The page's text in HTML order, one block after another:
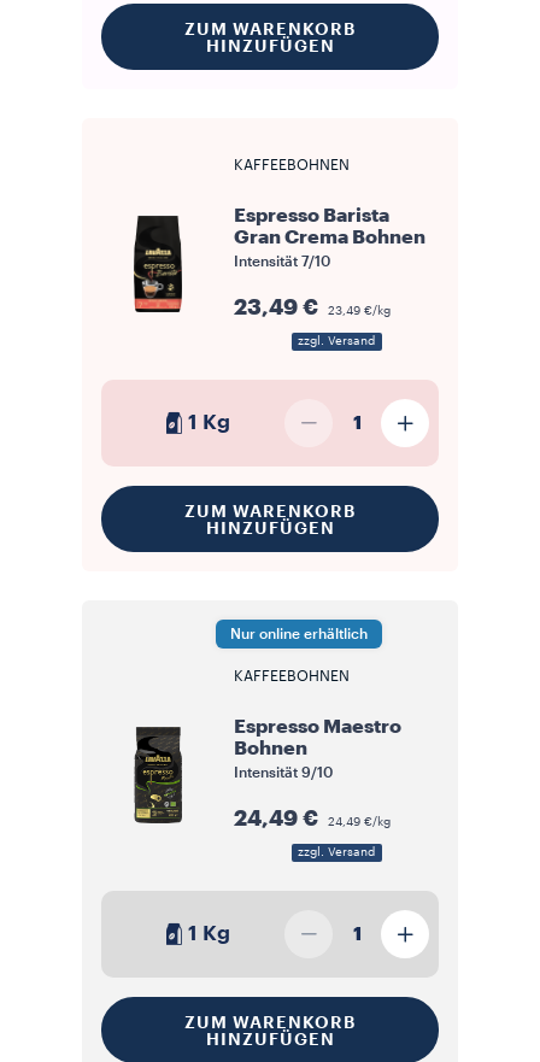
ZUM WARENKORB
HINZUFÜGEN
KAFFEEBOHNEN
Espresso Barista
Gran Crema Bohnen
Intensität 7/10
23,49 € 23,49 €/kg
zzgl. Versand
1 Kg 1
ZUM WARENKORB
HINZUFÜGEN
Nur online erhältlich
KAFFEEBOHNEN
Espresso Maestro
Bohnen
Intensität 9/10
24,49 € 24,49 €/kg
zzgl. Versand
1 Kg 1
ZUM WARENKORB
HINZUFÜGEN